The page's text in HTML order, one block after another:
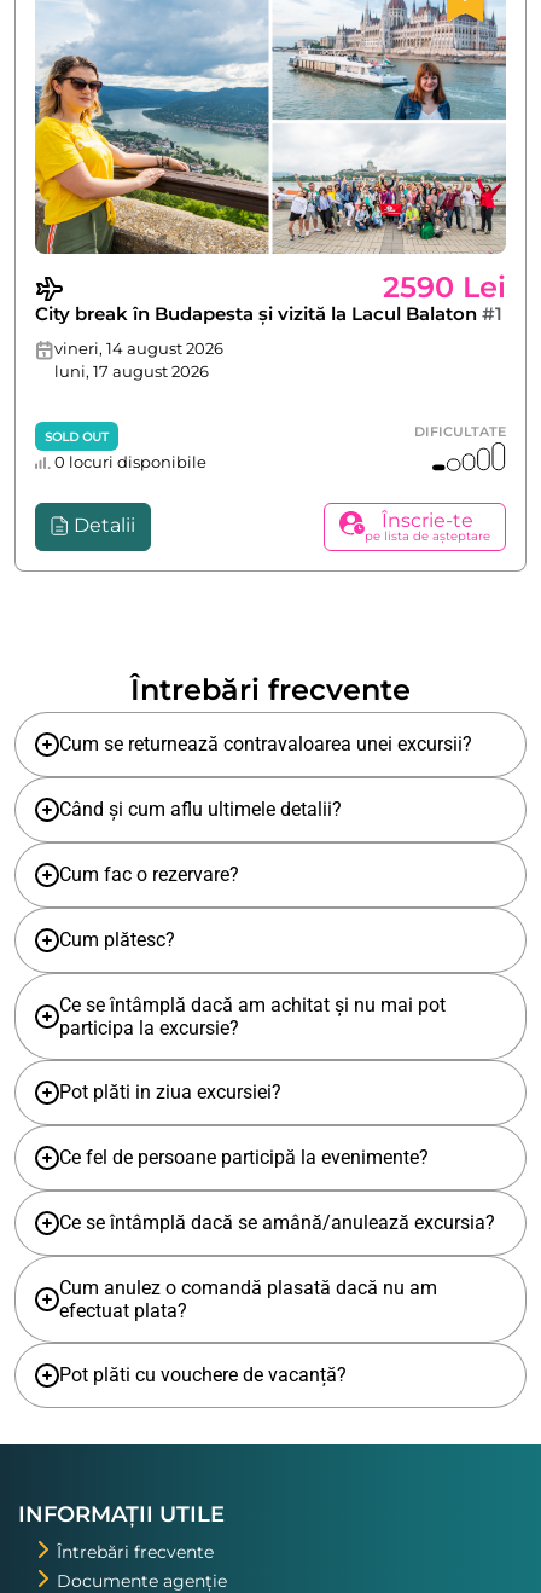
2590 Lei
City break în Budapesta și vizită la Lacul Balaton #1
vineri, 14 august 2026
luni, 17 august 2026
SOLD OUT
0 locuri disponibile
DIFICULTATE
Detalii Înscrie-te
pe lista de așteptare
Întrebări frecvente
Cum se returnează contravaloarea unei excursii?
Când și cum aflu ultimele detalii?
Cum fac o rezervare?
Cum plătesc?
Ce se întâmplă dacă am achitat și nu mai pot
participa la excursie?
Pot plăti in ziua excursiei?
Ce fel de persoane participă la evenimente?
Ce se întâmplă dacă se amână/anulează excursia?
Cum anulez o comandă plasată dacă nu am
efectuat plata?
Pot plăti cu vouchere de vacanță?
INFORMAȚII UTILE
Întrebări frecvente
Documente agenție